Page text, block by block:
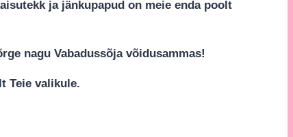
ja jänkupapud on meie enda poolt
nagu Vabadussõja võidusammas!
Teie valikule.